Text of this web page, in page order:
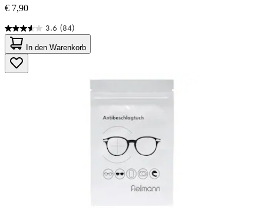
€ 7,90
3.6 (84)
3.6
von
5
Sternen.
84
In den Warenkorb